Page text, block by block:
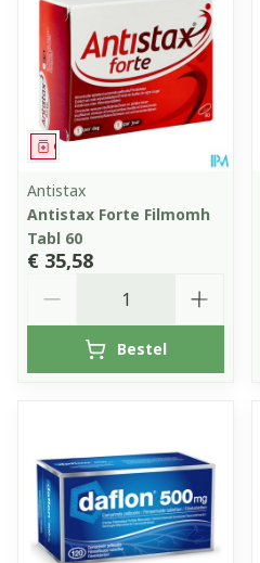
Geneesmiddel
Antistax
Antistax Forte Filmomh
Tabl 60
€ 35,58
Bestel